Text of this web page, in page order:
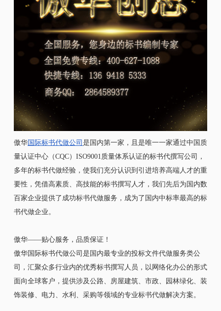
傲华国际标书代做公司 是国内第一家，且是唯一一家通过中国质
量认证中心（CQC）ISO9001质量体系认证的标书代撰写公司，
多年的标书代做经验，使我们充分认识到引进培养高端人才的重
要性，凭借高素质、高技能的标书撰写人才，我们先后为国内数
百家企业提供了成功标书代做服务，成为了国内中标率最高的标
书代做企业。
傲华——贴心服务，品质保证！
傲华国际标书代做公司是国内最专业的投标文件代做服务类公
司，汇聚众多行业内的优秀标书撰写人员，以网络化办公的形式
面向全球客户，提供涉及公路、房屋建筑、市政、园林绿化、装
饰装修、电力、水利、采购等领域的专业标书代做解决方案。